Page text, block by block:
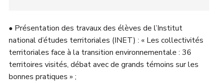
• Présentation des travaux des élèves de l’Institut
national d’études territoriales (INET) : « Les collectivités
territoriales face à la transition environnementale : 36
territoires visités, débat avec de grands témoins sur les
bonnes pratiques » ;